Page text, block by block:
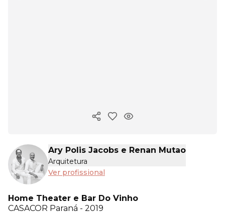
Copiar link
Ary Polis Jacobs e Renan Mutao
Arquitetura
Ver profissional
Home Theater e Bar Do Vinho
CASACOR Paraná - 2019